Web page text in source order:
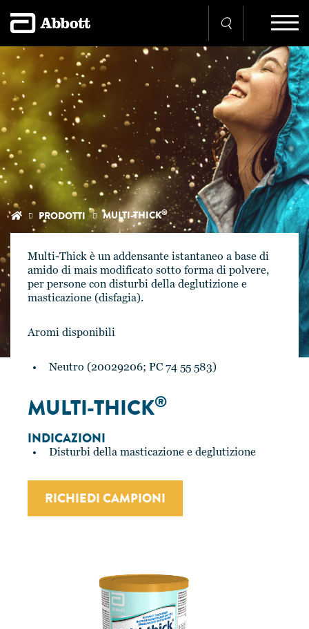
PRODOTTI MULTI-THICK®
MULTI-THICK®
Multi-Thick è un addensante istantaneo a base di
amido di mais modificato sotto forma di polvere,
per persone con disturbi della deglutizione e
masticazione (disfagia).
INDICAZIONI
Disturbi della masticazione e deglutizione
RICHIEDI CAMPIONI
Aromi disponibili
Neutro (20029206; PC 74 55 583)